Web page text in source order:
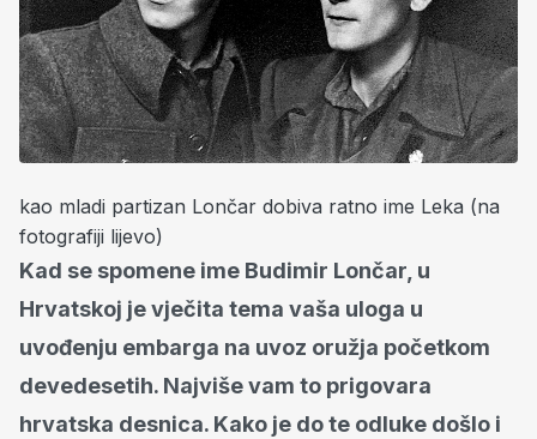
kao mladi partizan Lončar dobiva ratno ime Leka (na
fotografiji lijevo)
Kad se spomene ime Budimir Lončar, u
Hrvatskoj je vječita tema vaša uloga u
uvođenju embarga na uvoz oružja početkom
devedesetih. Najviše vam to prigovara
hrvatska desnica. Kako je do te odluke došlo i